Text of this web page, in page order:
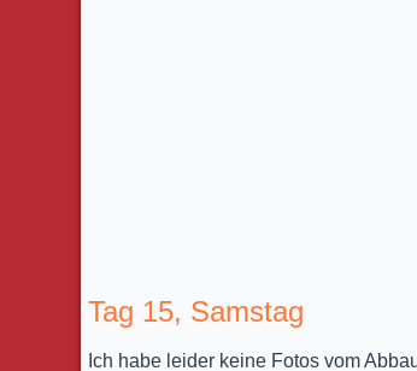
Tag 15, Samstag
Ich habe leider keine Fotos vom